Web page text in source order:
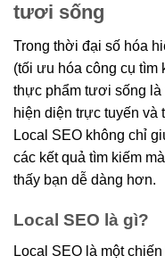
tươi sống
Trong thời đại số hóa
(tối ưu hóa công cụ
thực phẩm tươi sống
hiện diện trực tuyến và
Local SEO không chỉ
các kết quả tìm kiếm
thấy bạn dễ dàng hơn.
Local SEO là gì?
Local SEO là một